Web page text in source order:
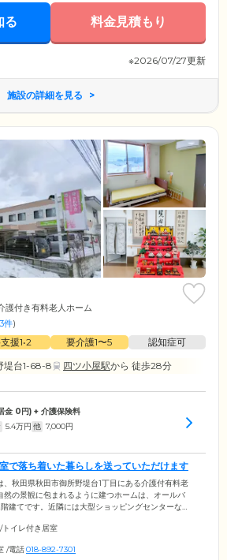
る 料金見積もり
※2026/07/27更新
施設の詳細を見る
護付き有料老人ホーム
件)
援1•2 要介護1〜5
認知症可
堤台1-68-8
四ツ小屋駅から 徒歩28分
金 0円) + 介護保険料
5.4万円 他 7,000円
で落ち着いた暮らしを送っていただけます
、秋田県秋田市御所野堤台1丁目にある介護付有料老
然の景観に包まれるように建つホームは、オールバ
建てです。近隣には大型ショッピングセンターなど
居室は2階部分にあり、トイレを備えた快適な個室
を併設。食堂やお風呂も1階です。大勢が集まる共
/トイレ付き居室
/電話018-892-7301